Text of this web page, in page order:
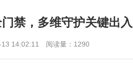
禁，多维守护关键出入
14:02:11 阅读量：1290